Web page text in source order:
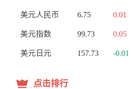
美元人民币 6.75 0.01
美元指数 99.73 0.05
美元日元 157.73 -0.01
点击排行